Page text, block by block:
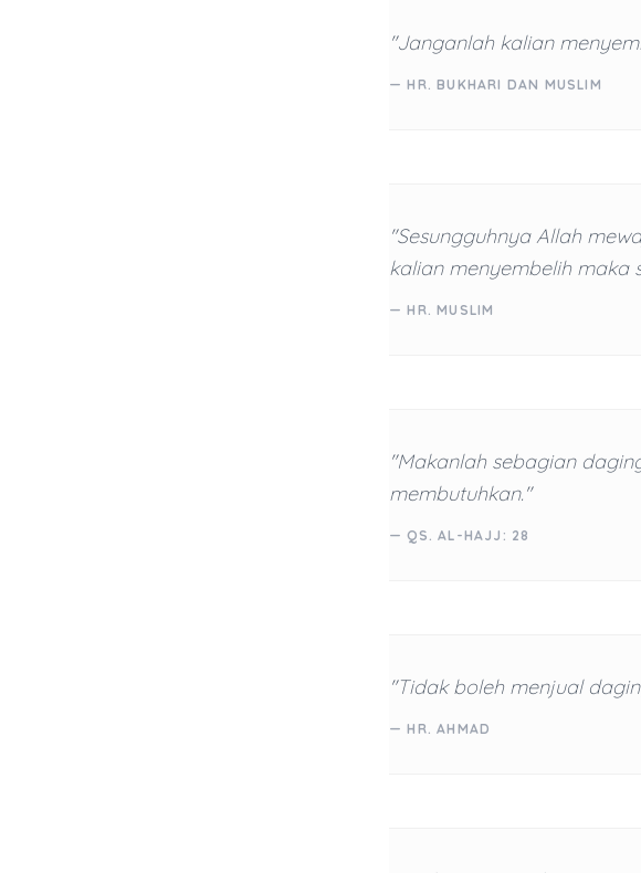
"Janganlah kalian
— HR. BUKHARI DAN MUSLIM
"Sesungguhnya Allah
kalian menyembelih maka
— HR. MUSLIM
"Makanlah sebagian
membutuhkan."
— QS. AL-HAJJ: 28
"Tidak boleh menjual
— HR. AHMAD